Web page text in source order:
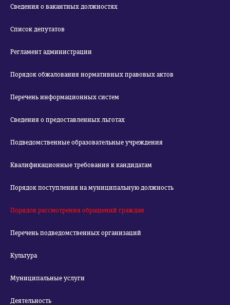
Сведения о вакантных должностях
Список депутатов
Регламент администрации
Порядок обжалования нормативных правовых актов
Перечень информационных систем
Сведения о предоставленных льготах
Подведомственные образовательные учреждения
Квалификационные требования к кандидатам
Порядок поступления на муниципальную должность
Порядок рассмотрения обращений граждан
Перечень подведомственных организаций
Культура
Муниципальные услуги
Деятельность